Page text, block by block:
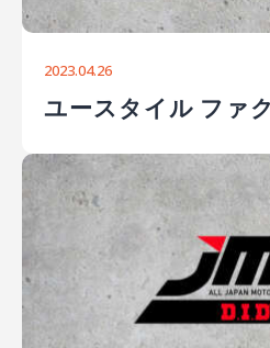
2023.04.26
ユースタイル ファ